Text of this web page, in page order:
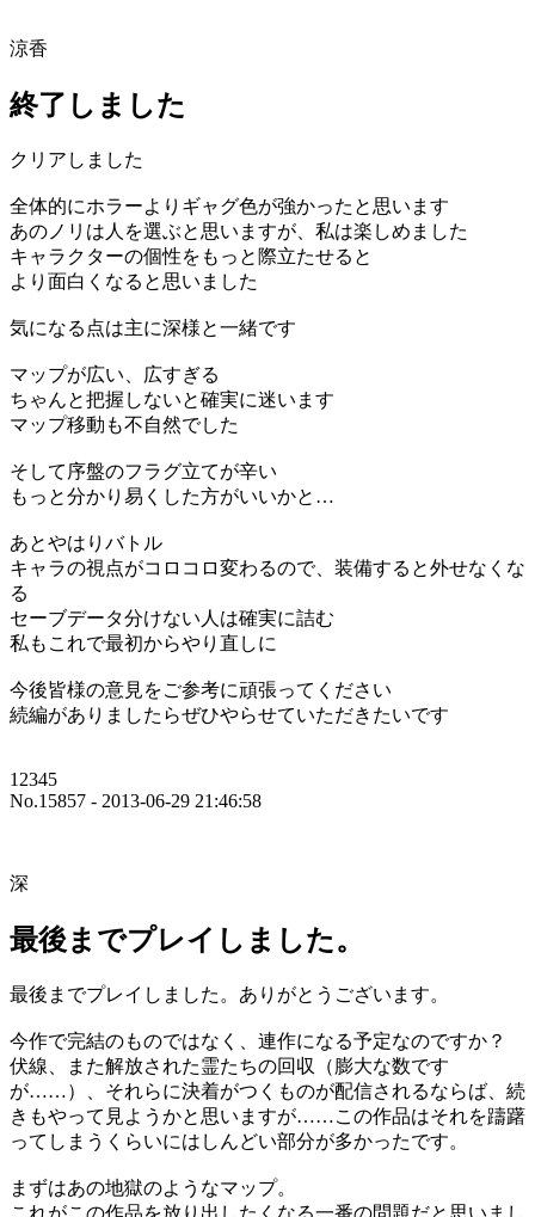
涼香
終了しました
クリアしました
全体的にホラーよりギャグ色が強かったと思います
あのノリは人を選ぶと思いますが、私は楽しめました
キャラクターの個性をもっと際立たせると
より面白くなると思いました
気になる点は主に深様と一緒です
マップが広い、広すぎる
ちゃんと把握しないと確実に迷います
マップ移動も不自然でした
そして序盤のフラグ立てが辛い
もっと分かり易くした方がいいかと…
あとやはりバトル
キャラの視点がコロコロ変わるので、装備すると外せなくな
る
セーブデータ分けない人は確実に詰む
私もこれで最初からやり直しに
今後皆様の意見をご参考に頑張ってください
続編がありましたらぜひやらせていただきたいです
12345
No.15857 - 2013-06-29 21:46:58
深
最後までプレイしました。
最後までプレイしました。ありがとうございます。
今作で完結のものではなく、連作になる予定なのですか？
伏線、また解放された霊たちの回収（膨大な数です
が……）、それらに決着がつくものが配信されるならば、続
きもやって見ようかと思いますが……この作品はそれを躊躇
ってしまうくらいにはしんどい部分が多かったです。
まずはあの地獄のようなマップ。
これがこの作品を放り出したくなる一番の問題だと思いまし